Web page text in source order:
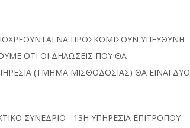
ΝΑ ΠΡΟΣΚΟΜΙΣΟΥΝ ΥΠΕΥΘΥΝΗ
ΟΤΙ ΟΙ ΔΗΛΩΣΕΙΣ ΠΟΥ ΘΑ
(ΤΜΗΜΑ ΜΙΣΘΟΔΟΣΙΑΣ) ΘΑ ΕΙΝΑΙ ΔΥΟ
ΣΥΝΕΔΡΙΟ - 13Η ΥΠΗΡΕΣΙΑ ΕΠΙΤΡΟΠΟΥ